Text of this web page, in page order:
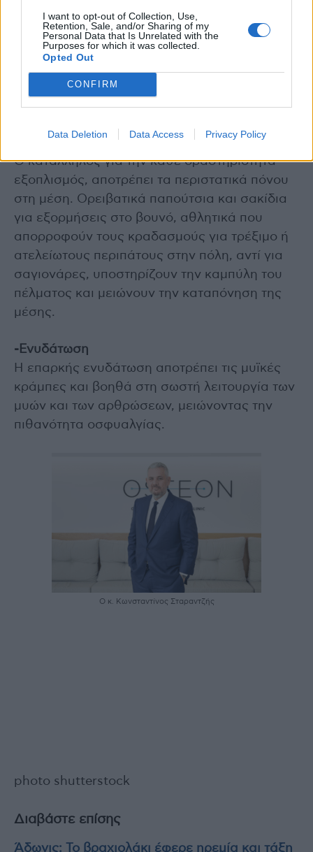
I want to opt-out of Collection, Use,
Retention, Sale, and/or Sharing of my
Personal Data that Is Unrelated with the
Purposes for which it was collected.
Opted Out
CONFIRM
Data Deletion Data Access Privacy Policy
Η σταδιακή αύξηση των σωματικών
δραστηριοτήτων, το ζέσταμα των μυών πριν
από κάθε σπορ και τα διαλείμματα για
διατηρήσουν τους μυς ευέλικτους και
μειώνουν τον κίνδυνο πόνου.
-Κατάλληλος εξοπλισμός
Ο κατάλληλος για την κάθε δραστηριότητα
εξοπλισμός, αποτρέπει τα περιστατικά πόνου
στη μέση. Ορειβατικά παπούτσια και σακίδια
για εξορμήσεις στο βουνό, αθλητικά που
απορροφούν τους κραδασμούς για τρέξιμο ή
ατελείωτους περιπάτους στην πόλη, αντί για
σαγιονάρες, υποστηρίζουν την καμπύλη του
πέλματος και μειώνουν την καταπόνηση της
μέσης.
-Ενυδάτωση
Η επαρκής ενυδάτωση αποτρέπει τις μυϊκές
κράμπες και βοηθά στη σωστή λειτουργία των
μυών και των αρθρώσεων, μειώνοντας την
πιθανότητα οσφυαλγίας.
Ο κ. Κωνσταντίνος Σταραντζής
photo shutterstock
Διαβάστε επίσης
Άδωνις: Το βραχιολάκι έφερε ηρεμία και τάξη